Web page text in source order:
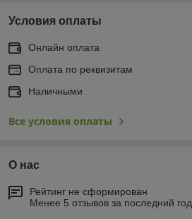
Условия оплаты
Онлайн оплата
Оплата по реквизитам
Наличными
Все условия оплаты
О нас
Рейтинг не сформирован
Менее 5 отзывов за последний год